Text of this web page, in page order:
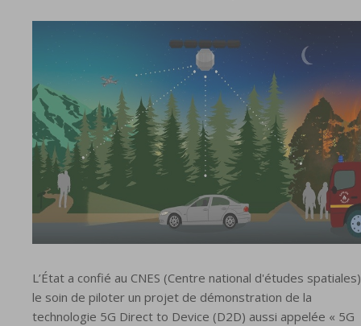
L’État a confié au CNES (Centre national d'études spatiales)
le soin de piloter un projet de démonstration de la
technologie 5G Direct to Device (D2D) aussi appelée « 5G